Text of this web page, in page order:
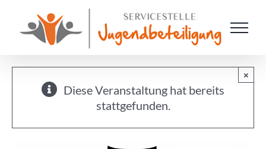
Inhalt
springen
×
Diese Veranstaltung hat bereits
stattgefunden.